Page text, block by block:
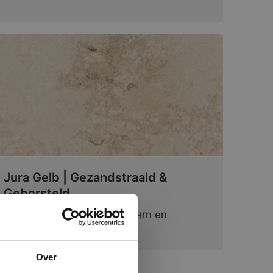
Over
Jura Gelb | Gezandstraald &
Geborsteld
Deze marmer is stoer, modern en
×